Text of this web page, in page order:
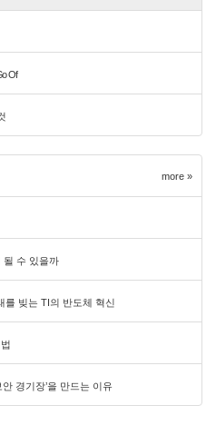
Of
more »
될 수 있을까
를 빚는 TI의 반도체 혁신
경기장’을 만드는 이유